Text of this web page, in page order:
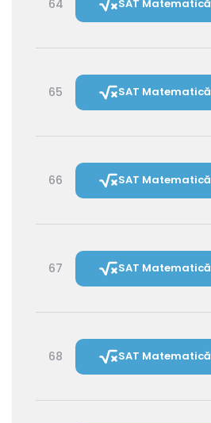
64 SAT Matematică
65 SAT Matematică
66 SAT Matematică
67 SAT Matematică
68 SAT Matematică